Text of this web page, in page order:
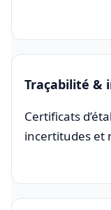
Traçabilité &
Certificats
incertitudes et